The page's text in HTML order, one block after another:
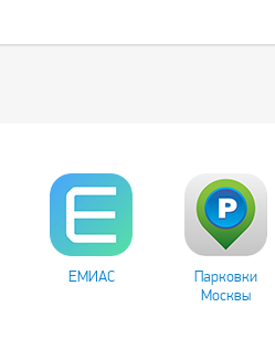
ЕМИАС
Парковки
Москвы